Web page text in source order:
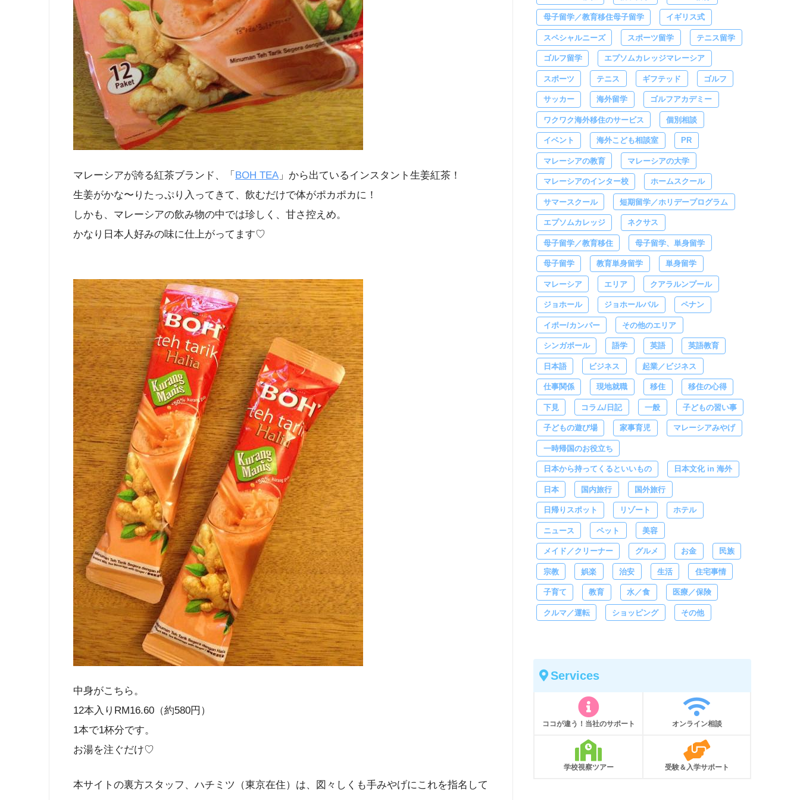
マレーシアが誇る紅茶ブランド、「 BOH TEA 」から出ているインスタント生姜紅茶！
生姜がかな〜りたっぷり入ってきて、飲むだけで体がポカポカに！
しかも、マレーシアの飲み物の中では珍しく、甘さ控えめ。
かなり日本人好みの味に仕上がってます♡
中身がこちら。
12本入りRM16.60（約580円）
1本で1杯分です。
お湯を注ぐだけ♡
本サイトの裏方スタッフ、ハチミツ（東京在住）は、図々しくも手みやげにこれを指名して
母子留学／教育移住母子留学 イギリス式
スペシャルニーズ スポーツ留学 テニス留学
ゴルフ留学 エプソムカレッジマレーシア
スポーツ テニス ギフテッド ゴルフ
サッカー 海外留学 ゴルフアカデミー
ワクワク海外移住のサービス 個別相談
イベント 海外こども相談室 PR
マレーシアの教育 マレーシアの大学
マレーシアのインター校 ホームスクール
サマースクール 短期留学／ホリデープログラム
エプソムカレッジ ネクサス
母子留学／教育移住 母子留学、単身留学
母子留学 教育単身留学 単身留学
マレーシア エリア クアラルンプール
ジョホール ジョホールバル ペナン
イポー/カンパー その他のエリア
シンガポール 語学 英語 英語教育
日本語 ビジネス 起業／ビジネス
仕事関係 現地就職 移住 移住の心得
下見 コラム/日記 一般 子どもの習い事
子どもの遊び場 家事育児 マレーシアみやげ
一時帰国のお役立ち
日本から持ってくるといいもの 日本文化 in 海外
日本 国内旅行 国外旅行
日帰りスポット リゾート ホテル
ニュース ペット 美容
メイド／クリーナー グルメ お金 民族
宗教 娯楽 治安 生活 住宅事情
子育て 教育 水／食 医療／保険
クルマ／運転 ショッピング その他
Services
ココが違う！当社のサポート オンライン相談
学校視察ツアー 受験＆入学サポート